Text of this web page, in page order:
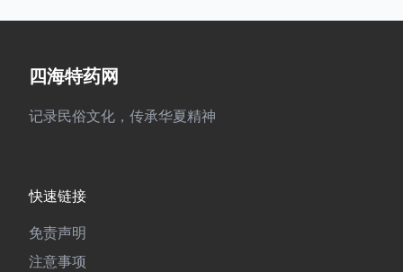
四海特药网
记录民俗文化，传承华夏精神
快速链接
免责声明
注意事项